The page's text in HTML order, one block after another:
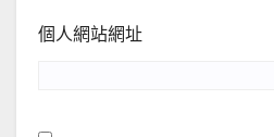
個人網站網址